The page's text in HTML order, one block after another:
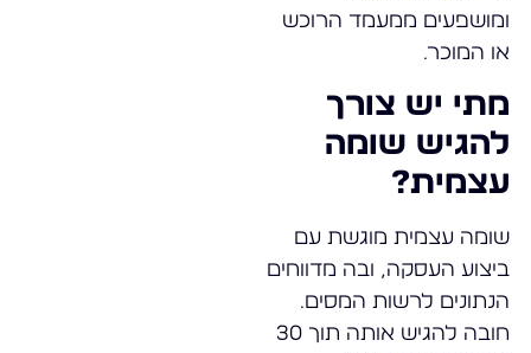
ומושפעים ממעמד הרוכש
או המוכר.
מתי יש צורך
להגיש שומה
עצמית?
שומה עצמית מוגשת עם
ביצוע העסקה, ובה מדווחים
הנתונים לרשות המסים.
חובה להגיש אותה תוך 30